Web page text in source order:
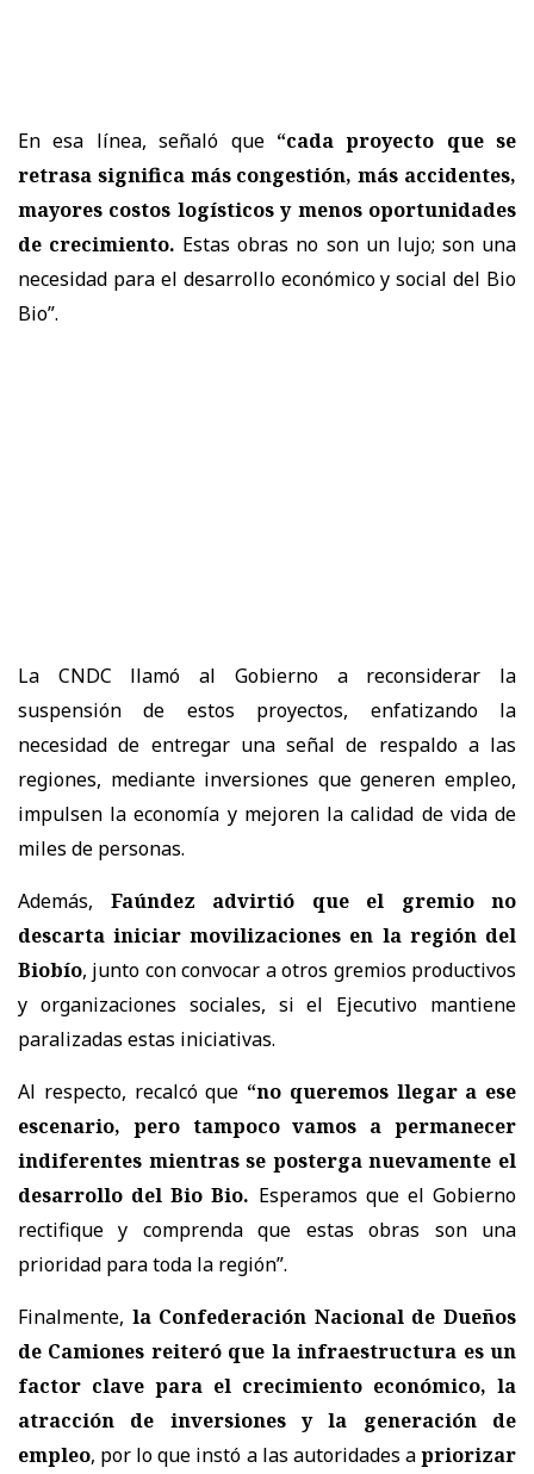
En esa línea, señaló que “cada proyecto que se
retrasa significa más congestión, más accidentes,
mayores costos logísticos y menos oportunidades
de crecimiento. Estas obras no son un lujo; son una
necesidad para el desarrollo económico y social del Bio
Bio”.
La CNDC llamó al Gobierno a reconsiderar la
suspensión de estos proyectos, enfatizando la
necesidad de entregar una señal de respaldo a las
regiones, mediante inversiones quegeneren empleo,
impulsen la economía y mejoren la calidad de vida de
miles de personas.
Además, Faúndez advirtió que el gremio no
descarta iniciar movilizaciones en la región del
Biobío, junto con convocar aotros gremios productivos
y organizaciones sociales, si el Ejecutivo mantiene
paralizadas estas iniciativas.
Al respecto, recalcó que “no queremos llegar a ese
escenario, pero tampoco vamos a permanecer
indiferentes mientras se posterga nuevamente el
desarrollo del Bio Bio. Esperamos que el Gobierno
rectifique y comprenda que estas obras son una
prioridad para toda la región”.
Finalmente, la Confederación Nacional de Dueños
de Camiones reiteró que la infraestructura es un
factor clave para el crecimiento económico, la
atracción de inversiones y la generación de
empleo, por lo que instó a las autoridades apriorizar